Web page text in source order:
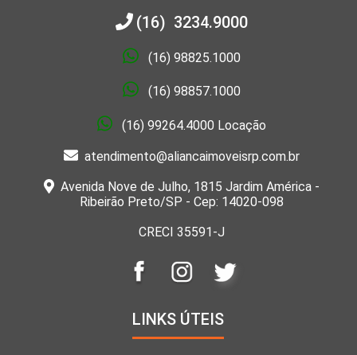
(16) 3234.9000
(16) 98825.1000
(16) 98857.1000
(16) 99264.4000 Locação
atendimento@aliancaimoveisrp.com.br
Avenida Nove de Julho, 1815 Jardim América -
Ribeirão Preto/SP - Cep: 14020-098
CRECI 35591-J
LINKS ÚTEIS